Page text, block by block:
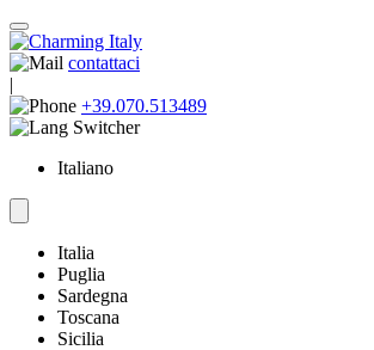
contattaci
|
+39.070.513489
Italiano
Italia
Puglia
Sardegna
Toscana
Sicilia